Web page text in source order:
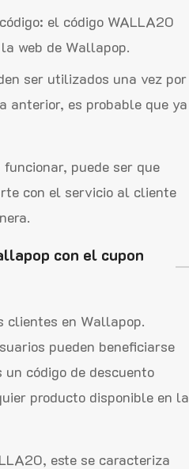
el código WALLA20
web de Wallapop.
ser utilizados una vez por
anterior, es probable que ya
puede ser que
con el servicio al cliente
con el cupon
clientes en Wallapop.
pueden beneficiarse
código de descuento
producto disponible en la
este se caracteriza